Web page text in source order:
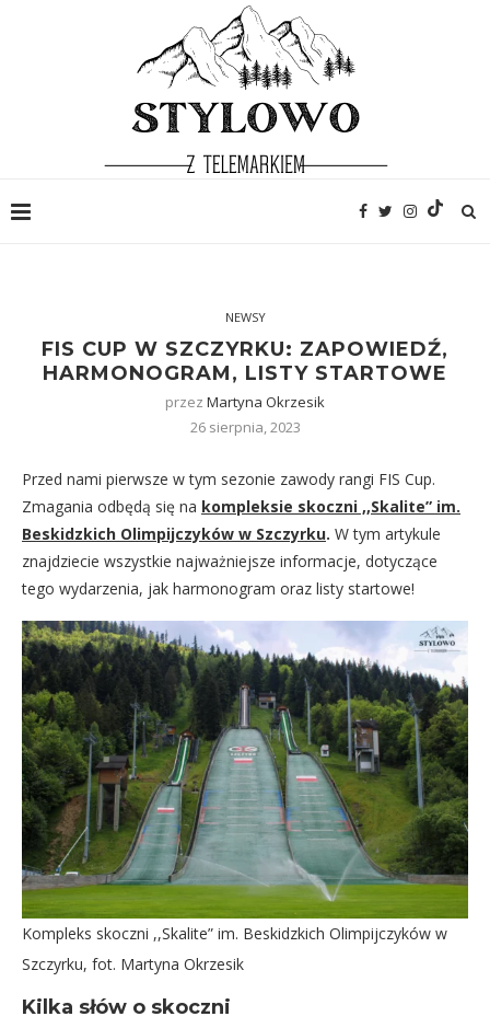
NEWSY
FIS CUP W SZCZYRKU: ZAPOWIEDŹ,
HARMONOGRAM, LISTY STARTOWE
przez Martyna Okrzesik
26 sierpnia, 2023
Przed nami pierwsze w tym sezonie zawody rangi FIS Cup.
Zmagania odbędą się na kompleksie skoczni ,,Skalite” im.
Beskidzkich Olimpijczyków w Szczyrku. W tym artykule
znajdziecie wszystkie najważniejsze informacje, dotyczące
tego wydarzenia, jak harmonogram oraz listy startowe!
Kompleks skoczni ,,Skalite” im. Beskidzkich Olimpijczyków w
Szczyrku, fot. Martyna Okrzesik
Kilka słów o skoczni